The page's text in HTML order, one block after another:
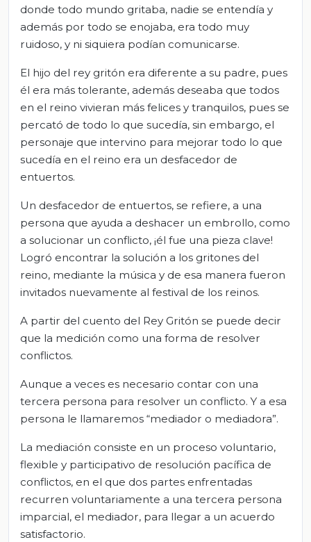
donde todo mundo gritaba, nadie se entendía y
además por todo se enojaba, era todo muy
ruidoso, y ni siquiera podían comunicarse.
El hijo del rey gritón era diferente a su padre, pues
él era más tolerante, además deseaba que todos
en el reino vivieran más felices y tranquilos, pues se
percató de todo lo que sucedía, sin embargo, el
personaje que intervino para mejorar todo lo que
sucedía en el reino era un desfacedor de
entuertos.
Un desfacedor de entuertos, se refiere, a una
persona que ayuda a deshacer un embrollo, como
a solucionar un conflicto, ¡él fue una pieza clave!
Logró encontrar la solución a los gritones del
reino, mediante la música y de esa manera fueron
invitados nuevamente al festival de los reinos.
A partir del cuento del Rey Gritón se puede decir
que la medición como una forma de resolver
conflictos.
Aunque a veces es necesario contar con una
tercera persona para resolver un conflicto. Y a esa
persona le llamaremos “mediador o mediadora”.
La mediación consiste en un proceso voluntario,
flexible y participativo de resolución pacífica de
conflictos, en el que dos partes enfrentadas
recurren voluntariamente a una tercera persona
imparcial, el mediador, para llegar a un acuerdo
satisfactorio.